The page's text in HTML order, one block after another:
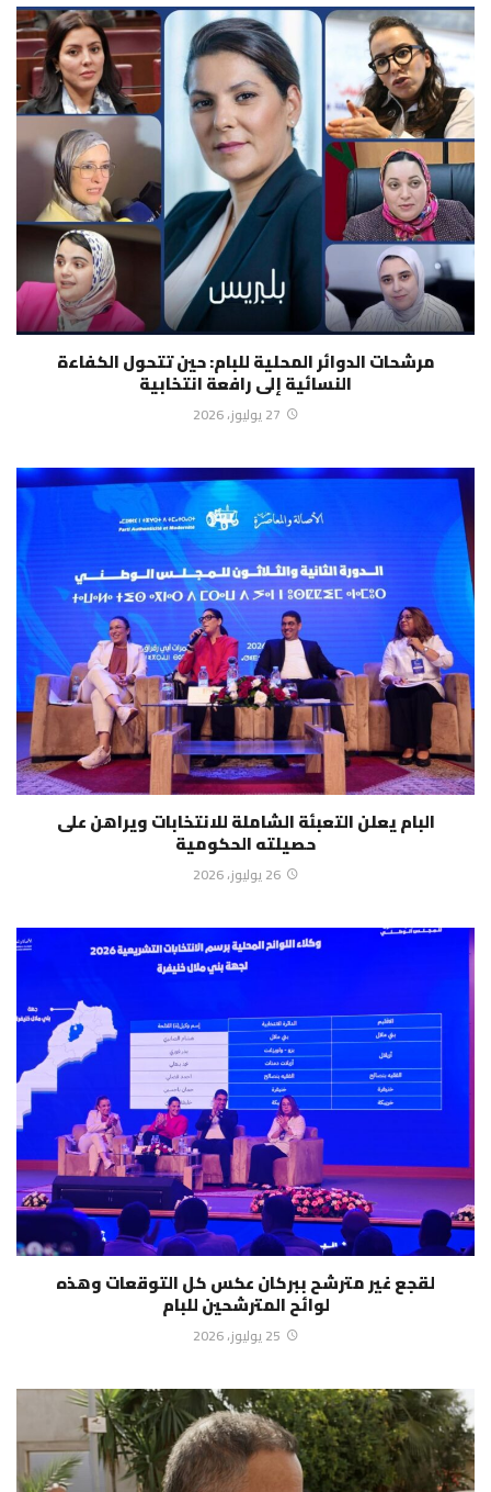
مرشحات الدوائر المحلية للبام: حين تتحول الكفاءة
النسائية إلى رافعة انتخابية
27 يوليوز، 2026
البام يعلن التعبئة الشاملة للانتخابات ويراهن على
حصيلته الحكومية
26 يوليوز، 2026
لقجع غير مترشح ببركان عكس كل التوقعات وهذه
لوائح المترشحين للبام
25 يوليوز، 2026